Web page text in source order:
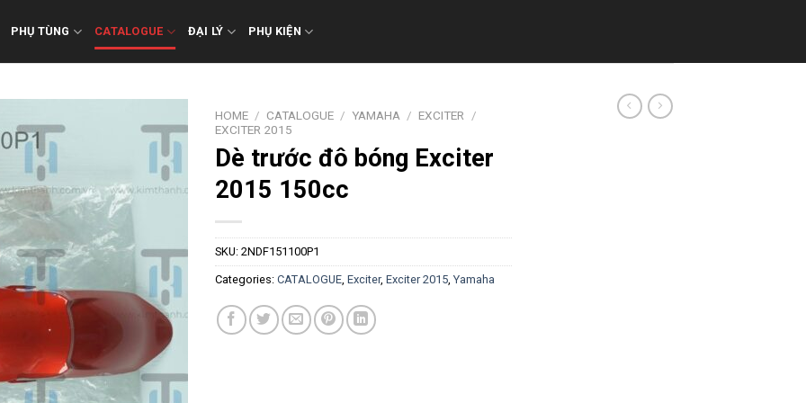
PHỤ TÙNG CATALOGUE ĐẠI LÝ PHỤ KIỆN
HOME / CATALOGUE / YAMAHA / EXCITER
/
EXCITER 2015
Dè trước đô bóng Exciter
2015 150cc
SKU: 2NDF151100P1
Categories: CATALOGUE Exciter, Exciter 2015 Yamaha